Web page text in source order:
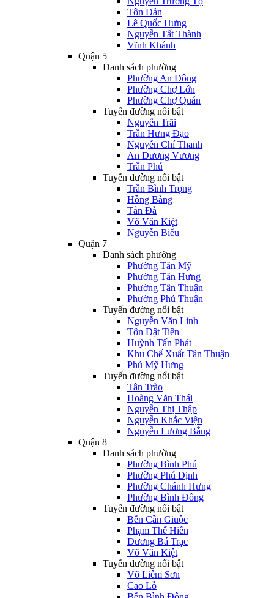
Tôn Đản
Lê Quốc Hưng
Nguyễn Tất Thành
Vĩnh Khánh
Quận 5
Danh sách phường
Phường An Đông
Phường Chợ Lớn
Phường Chợ Quán
Tuyến đường nổi bật
Nguyễn Trãi
Trần Hưng Đạo
Nguyễn Chí Thanh
An Dương Vương
Trần Phú
Tuyến đường nổi bật
Trần Bình Trọng
Hồng Bàng
Tản Đà
Võ Văn Kiệt
Nguyễn Biểu
Quận 7
Danh sách phường
Phường Tân Mỹ
Phường Tân Hưng
Phường Tân Thuận
Phường Phú Thuận
Tuyến đường nổi bật
Nguyễn Văn Linh
Tôn Dật Tiên
Huỳnh Tấn Phát
Khu Chế Xuất Tân Thuận
Phú Mỹ Hưng
Tuyến đường nổi bật
Tân Trào
Hoàng Văn Thái
Nguyễn Thị Thập
Nguyễn Khắc Viện
Nguyễn Lương Bằng
Quận 8
Danh sách phường
Phường Bình Phú
Phường Phú Định
Phường Chánh Hưng
Phường Bình Đông
Tuyến đường nổi bật
Bến Cần Giuộc
Phạm Thế Hiển
Dương Bá Trạc
Võ Văn Kiệt
Tuyến đường nổi bật
Võ Liêm Sơn
Cao Lỗ